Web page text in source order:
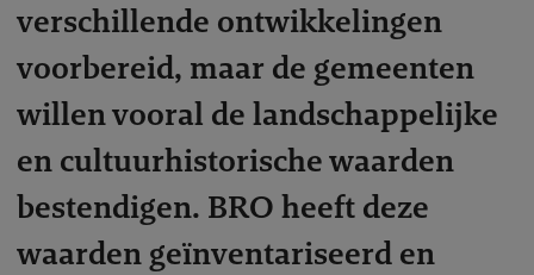
verschillende ontwikkelingen
voorbereid, maar de gemeenten
willen vooral de landschappelijke
en cultuurhistorische waarden
bestendigen. BRO heeft deze
waarden geïnventariseerd en